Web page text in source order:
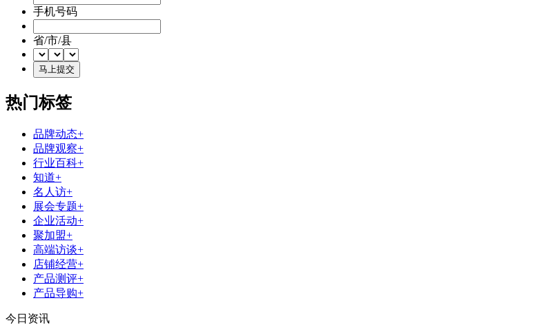
手机号码
省/市/县
热门标签
品牌动态+
品牌观察+
行业百科+
知道+
名人访+
展会专题+
企业活动+
聚加盟+
高端访谈+
店铺经营+
产品测评+
产品导购+
今日资讯